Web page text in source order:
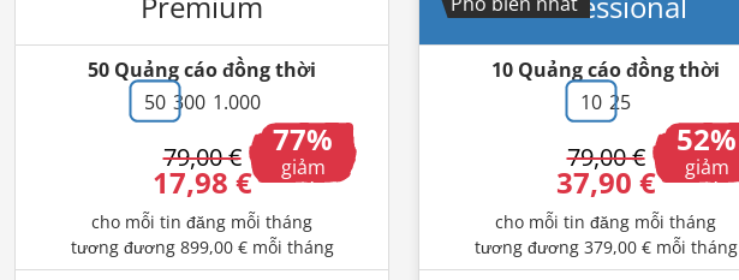
50 Quảng cáo đồng thời
50 300 1.000
79,00 € 77
giảm
giá
17,98 €
cho mỗi tin đăng mỗi tháng
tương đương 899,00 €mỗi tháng
10 Quảng cáo đồng thời
10 25
79,00 € 52
giảm
giá
37,90 €
cho mỗi tin đăng mỗi tháng
tương đương 379,00 €mỗi tháng